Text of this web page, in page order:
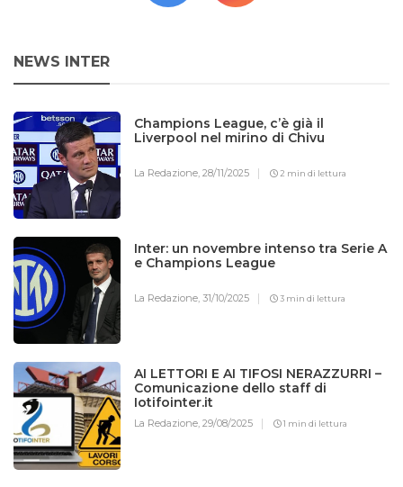
NEWS INTER
Champions League, c’è già il
Liverpool nel mirino di Chivu
La Redazione,28/11/2025 2 min di lettura
Inter: un novembre intenso tra Serie A
e Champions League
La Redazione,31/10/2025 3 min di lettura
AI LETTORI E AI TIFOSI NERAZZURRI –
Comunicazione dello staff di
Iotifointer.it
La Redazione,29/08/2025 1 min di lettura